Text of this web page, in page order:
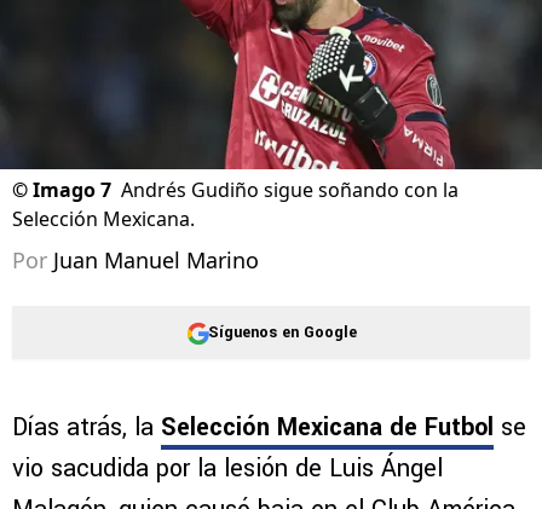
©Imago 7 Andrés Gudiño sigue soñando con la
Selección Mexicana.
Por Juan Manuel Marino
Síguenos en Google
Días atrás, la Selección Mexicana de Futbol se
vio sacudida por la lesión de Luis Ángel